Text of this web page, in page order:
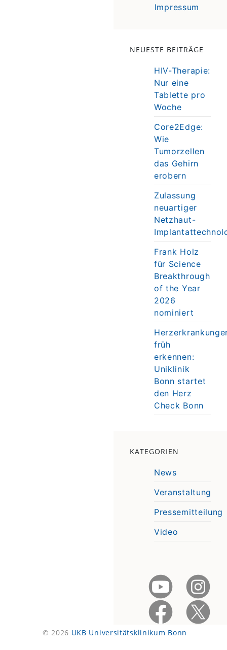
Impressum
NEUESTE BEITRÄGE
HIV-Therapie:
Nur eine
Tablette pro
Woche
Core2Edge:
Wie
Tumorzellen
das Gehirn
erobern
Zulassung
neuartiger
Netzhaut-
Frank Holz
für Science
Breakthrough
of the Year
2026
nominiert
früh
erkennen:
Uniklinik
Bonn startet
den Herz
Check Bonn
KATEGORIEN
News
Veranstaltung
Pressemitteilung
Video
© 2026 UKB Universitätsklinikum Bonn